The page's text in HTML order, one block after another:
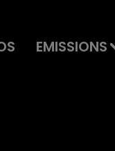
EMISSIONS